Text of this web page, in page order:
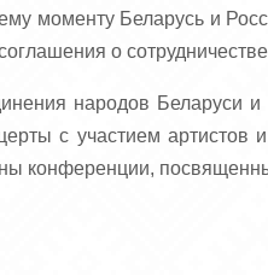
моменту Беларусь и
о
народов Беларуси
с участием
конференции,